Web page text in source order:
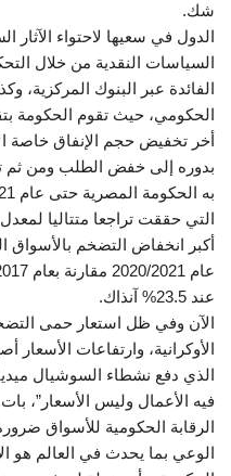
شك.
الدول في سعيها لاحتواء الآثار
السياسات النقدية من خلال
الفائدة عبر البنوك المركزية،
الحكومي، حيث تقوم الحكومة
أخر تخفيض حجم الإنفاق خاصة
بدوره إلى خفض الطلب ومن ثم
التي حققت تراجعا متتاليا
عند 23.5% آنذاك.
الآن وفي ظل استعار حمى
الأوكرانية، وارتفاعات
الذي دفع نشطاء السوشيال
فيه الأعمال وليس الأسعار”، بات
الرقابة الحكومية للأسواق
الوعي بما يحدث في العالم هو